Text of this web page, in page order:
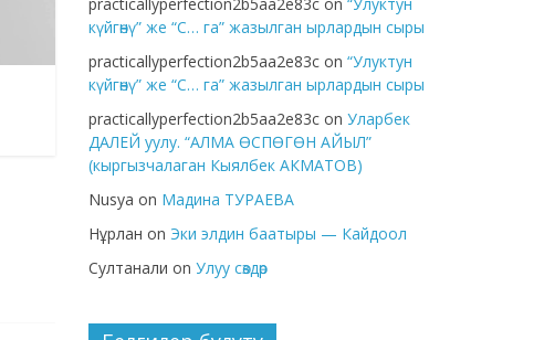
күйгөнү” же “С… га” жазылган ырлардын сыры
practicallyperfection2b5aa2e83c on “Улуктун
күйгөнү” же “С… га” жазылган ырлардын сыры
practicallyperfection2b5aa2e83c on Уларбек
ДАЛЕЙ уулу. “АЛМА ӨСПӨГӨН АЙЫЛ”
(кыргызчалаган Кыялбек АКМАТОВ)
Nusya on Мадина ТУРАЕВА
Нұрлан on Эки элдин баатыры — Кайдоол
Султанали on Улуу сөздөр